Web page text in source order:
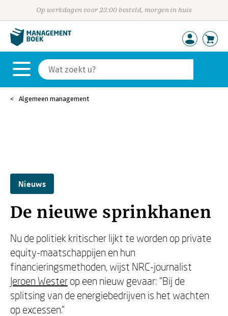
Op werkdagen voor 23:00 besteld, morgen in huis
Algemeen management
Nieuws
De nieuwe sprinkhanen
Nu de politiek kritischer lijkt te worden op private
equity-maatschappijen en hun
financieringsmethoden, wijst NRC-journalist
Jeroen Wester op een nieuw gevaar: "Bij de
splitsing van de energiebedrijven is het wachten
op excessen."